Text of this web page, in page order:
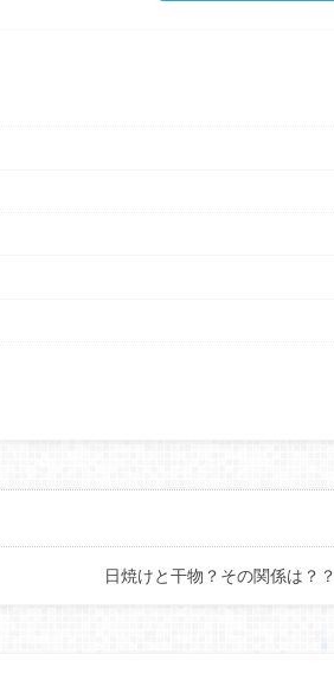
日焼けと干物？その関係は？？